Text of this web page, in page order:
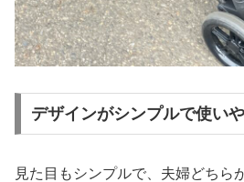
デザインがシンプルで使い
見た目もシンプルで、夫婦どちら